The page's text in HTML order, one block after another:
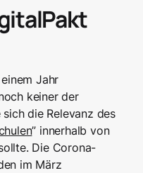
Jahr
keiner der
die Relevanz des
” innerhalb von
Die Corona-
im März